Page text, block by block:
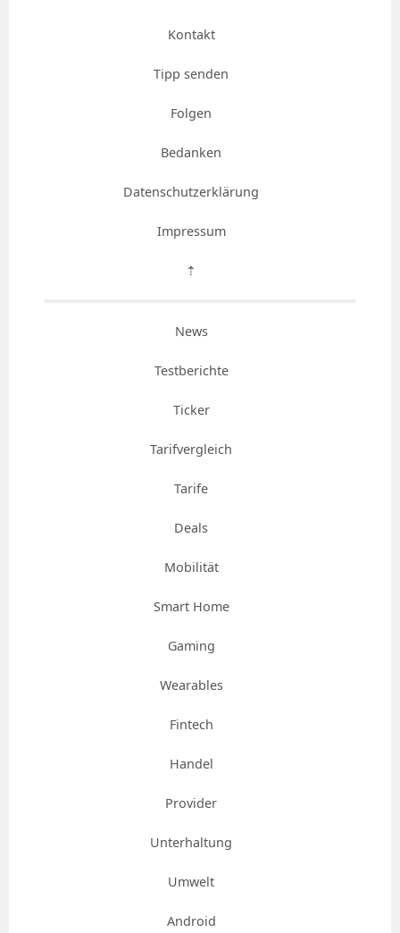
Kontakt
Tipp senden
Folgen
Bedanken
Datenschutzerklärung
Impressum
⇡
News
Testberichte
Ticker
Tarifvergleich
Tarife
Deals
Mobilität
Smart Home
Gaming
Wearables
Fintech
Handel
Provider
Unterhaltung
Umwelt
Android